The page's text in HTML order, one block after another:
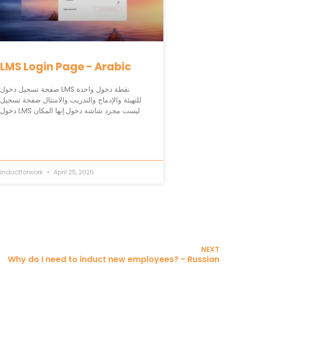
LMS Login Page - Arabic
صفحة تسجيل دخول LMS نقطة دخول واحدة
للتهيئة والإدماج والتدريب والامتثال صفحة تسجيل
دخول LMS ليست مجرد شاشة دخول.إنها المكان
inductforwork April 25, 2026
NEXT
Why do I need to induct new employees? - Russian